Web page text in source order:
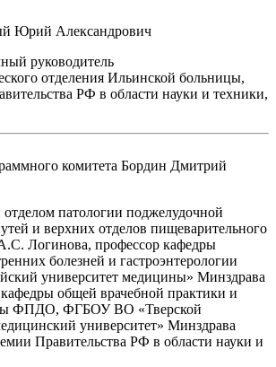
Юрий Александрович
руководитель
отделения Ильинской больницы,
РФ в области науки и техники,
комитета Бордин Дмитрий
патологии поджелудочной
и верхних отделов пищеварительного
Логинова, профессор кафедры
болезней и гастроэнтерологии
университет медицины» Минздрава
общей врачебной практики и
ФПДО, ФГБОУ ВО «Тверской
университет» Минздрава
Правительства РФ в области науки и